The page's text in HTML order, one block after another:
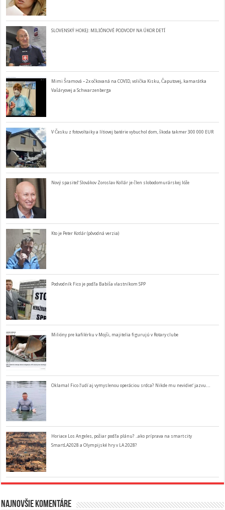
SLOVENSKÝ HOKEJ: MILIÓNOVÉ PODVODY NA ÚKOR DETÍ
Mimi Šramová – 2x očkovaná na COVID, volička Kisku, Čaputovej, kamarátka
Vašáryovej a Schwarzenberga
V Česku z fotovoltaiky a lítiovej batérie vybuchol dom, škoda takmer 300 000 EUR
Nový spasiteľ Slovákov Zoroslav Kollár je člen slobodomurárskej lóže
Kto je Peter Kotlár (pôvodná verzia)
Podvodník Fico je podľa Babiša vlastníkom SPP
Milióny pre kafilérku v Mojši, majitelia figurujú v Rotary clube
Oklamal Fico ľudí aj vymyslenou operáciou srdca? Nikde mu nevidieť jazvu…
Horiace Los Angeles, požiar podľa plánu? ..ako príprava na smart city
SmartLA2028 a Olympijské hry v LA 2028?
Najnovšie komentáre